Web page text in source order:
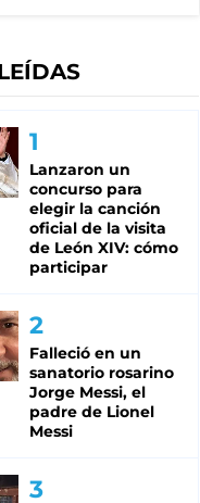
Lanzaron un
concurso para
elegir la canción
oficial de la visita
de León XIV: cómo
participar
Falleció en un
sanatorio rosarino
Jorge Messi, el
padre de Lionel
Messi